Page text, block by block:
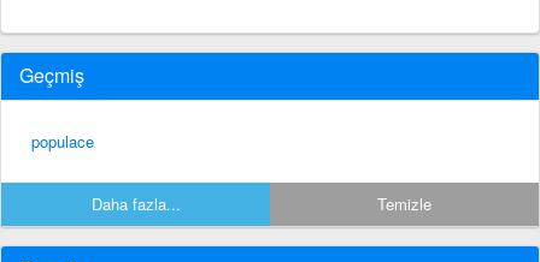
Geçmiş
populace
Daha fazla... Temizle